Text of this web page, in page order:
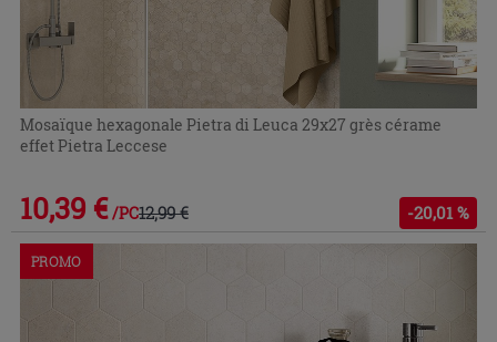
Mosaïque hexagonale Pietra di Leuca 29x27 grès cérame
effet Pietra Leccese
10,39 € /PC12,99 € -20,01 %
PROMO